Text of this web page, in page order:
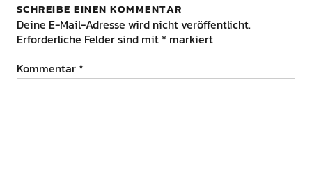
SCHREIBE EINEN KOMMENTAR
Deine E-Mail-Adresse wird nicht veröffentlicht.
Erforderliche Felder sind mit * markiert
Kommentar *